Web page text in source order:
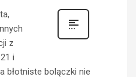
z
i
błotniste bolączki nie